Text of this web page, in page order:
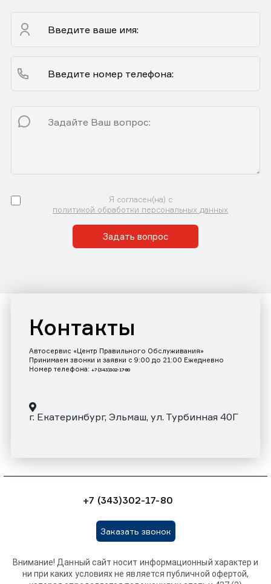
Я согласен(на) с
политикой обработки персональных данных
Задать вопрос
Контакты
Автосервис «Центр Правильного Обслуживания»
Принимаем звонки и заявки с 9:00 до 21:00 Ежедневно
Номер телефона: +7 (343)302-17-80
г. Екатеринбург, Эльмаш, ул. Турбинная 40Г
+7 (343)302-17-80
Заказать звонок
Внимание! Данный сайт носит информационный характер и
ни при каких условиях не является публичной офертой,